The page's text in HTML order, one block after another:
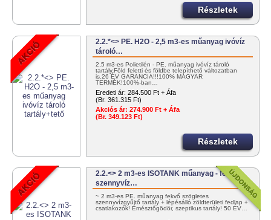
Részletek
2.2.*<> PE. H2O - 2,5 m3-es műanyag ivóvíz
tároló…
2,5 m3-es Polietilén - PE. műanyag ivóvíz tároló
tartály.Föld feletti és földbe telepíthető változatban
is.26 ÉV GARANCIA!!!100% MAGYAR
TERMÉK!100%-ban…
Eredeti ár: 284.500 Ft + Áfa
(Br. 361.315 Ft)
Akciós ár: 274.900 Ft + Áfa
(Br. 349.123 Ft)
Részletek
2.2.<> 2 m3-es ISOTANK műanyag - fekvő -
szennyvíz…
~ 2 m3-es PE. műanyag fekvő szögletes
szennyvízgyűjtő tartály + lépésálló zöldterületi fedlap +
csatlakozók! Emésztőgödör, szeptikus tartály! 50 ÉV…